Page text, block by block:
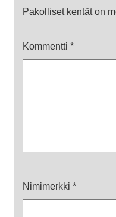
Pakolliset kentät on
Kommentti *
Nimimerkki *